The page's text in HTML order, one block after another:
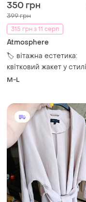
🏷️ вітажна естетика:
квітковий жакет у стилі
boho/folk від
розмір m-l
M-L